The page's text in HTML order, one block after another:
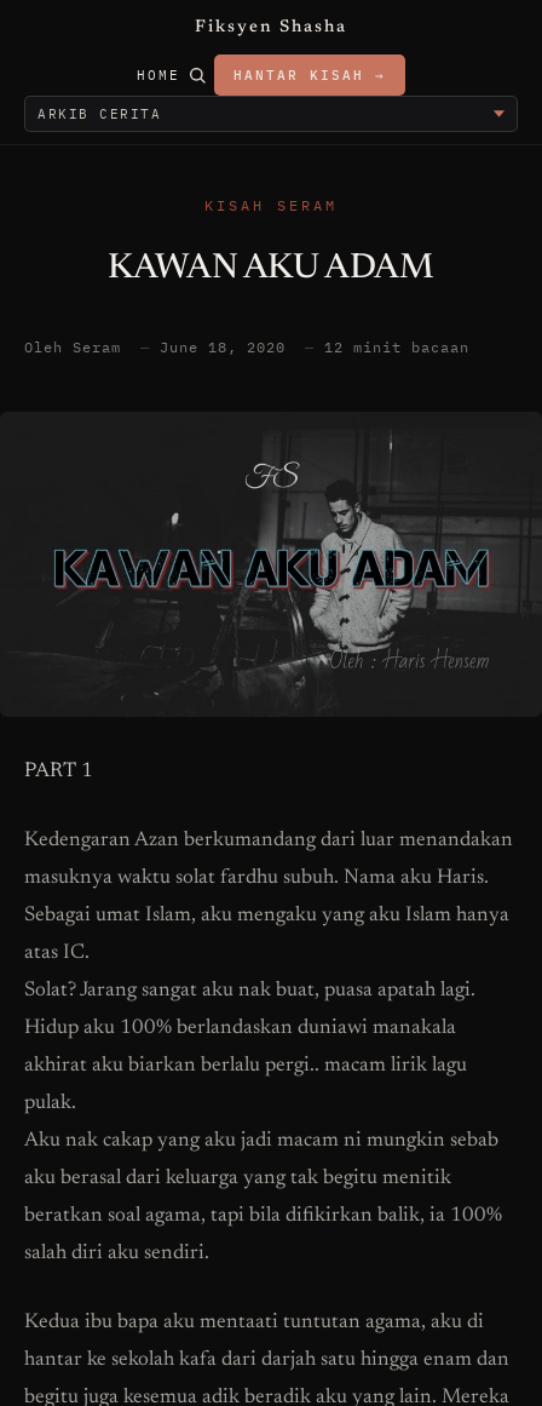
Fiksyen Shasha
HOME HANTAR KISAH →
KISAH SERAM
KAWAN AKU ADAM
Oleh Seram — June 18, 2020 — 12 minit bacaan
PART 1
Kedengaran Azan berkumandang dari luar menandakan
masuknya waktu solat fardhu subuh. Nama aku Haris.
Sebagai umat Islam, aku mengaku yang aku Islam hanya
atas IC.
Solat? Jarang sangat aku nak buat, puasa apatah lagi.
Hidup aku 100% berlandaskan duniawi manakala
akhirat aku biarkan berlalu pergi.. macam lirik lagu
pulak.
Aku nak cakap yang aku jadi macam ni mungkin sebab
aku berasal dari keluarga yang tak begitu menitik
beratkan soal agama, tapi bila difikirkan balik, ia 100%
salah diri aku sendiri.
Kedua ibu bapa aku mentaati tuntutan agama, aku di
hantar ke sekolah kafa dari darjah satu hingga enam dan
begitu juga kesemua adik beradik aku yang lain. Mereka